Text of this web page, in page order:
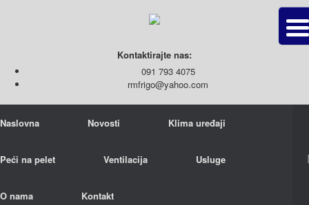
Kontaktirajte nas:
091 793 4075
rmfrigo@yahoo.com
Naslovna Novosti Klima uređaji
Peći na pelet Ventilacija Usluge
O nama Kontakt